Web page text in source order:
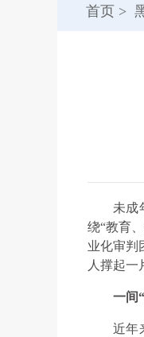
首页 >
未成
绕“教育
业化审判
人撑起一
一间
近年